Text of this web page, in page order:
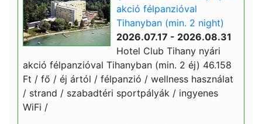
akció félpanzióval
Tihanyban (min. 2 night)
2026.07.17 - 2026.08.31
Hotel Club Tihany nyári
akció félpanzióval Tihanyban (min. 2 éj) 46.158
Ft / fő / éj ártól / félpanzió / wellness használat
/ strand / szabadtéri sportpályák / ingyenes
WiFi /